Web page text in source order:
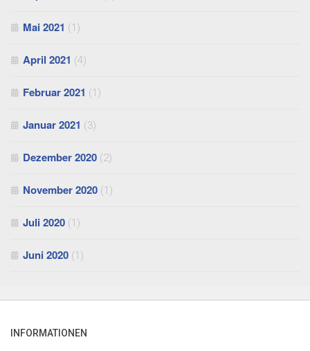
Mai 2021 (1)
April 2021 (4)
Februar 2021 (1)
Januar 2021 (3)
Dezember 2020 (2)
November 2020 (1)
Juli 2020 (1)
Juni 2020 (1)
INFORMATIONEN